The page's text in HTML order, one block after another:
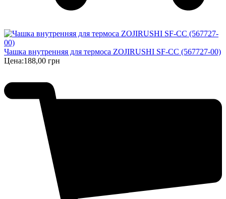
Чашка внутренняя для термоса ZOJIRUSHI SF-CC (567727-00)
Цена:188,00 грн